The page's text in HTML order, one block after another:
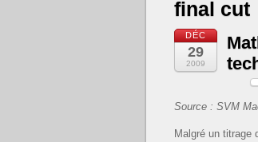
final cut
DÉC
29
2009
Source : SVM
Malgré un titrage